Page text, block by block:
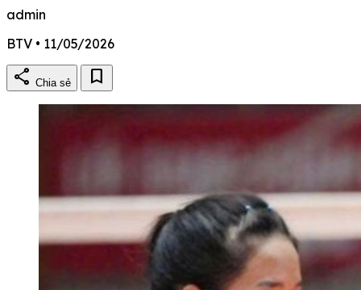
admin
BTV • 11/05/2026
share Chia sẻ bookmark